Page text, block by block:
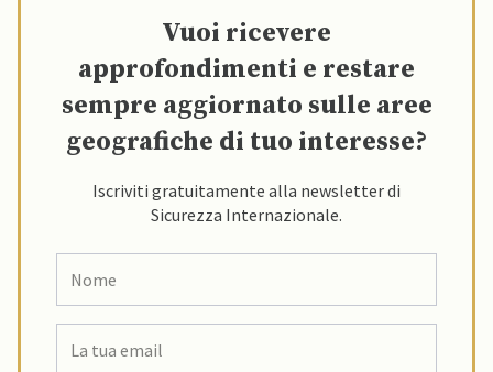
Vuoi ricevere
approfondimenti e restare
sempre aggiornato sulle aree
geografiche di tuo interesse?
Iscriviti gratuitamente alla newsletter di
Sicurezza Internazionale.